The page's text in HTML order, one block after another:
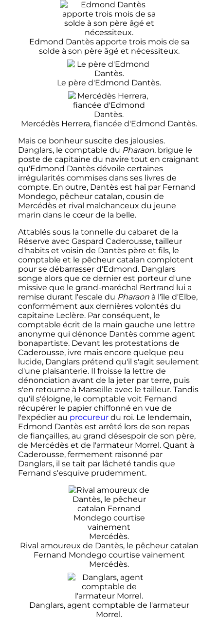
Edmond Dantès apporte trois mois de sa
solde à son père âgé et nécessiteux.
Le père d'Edmond Dantès.
Mercédès Herrera, fiancée d'Edmond Dantès.
Mais ce bonheur suscite des jalousies.
Danglars, le comptable du Pharaon, brigue le
poste de capitaine du navire tout en craignant
qu'Edmond Dantès dévoile certaines
irrégularités commises dans ses livres de
compte. En outre, Dantès est haï par Fernand
Mondego, pêcheur catalan, cousin de
Mercédès et rival malchanceux du jeune
marin dans le cœur de la belle.
Attablés sous la tonnelle du cabaret de la
Réserve avec Gaspard Caderousse, tailleur
d'habits et voisin de Dantès père et fils, le
comptable et le pêcheur catalan complotent
pour se débarrasser d'Edmond. Danglars
songe alors que ce dernier est porteur d'une
missive que le grand-maréchal Bertrand lui a
remise durant l'escale du Pharaonà l'île d'Elbe,
conformément aux dernières volontés du
capitaine Leclère. Par conséquent, le
comptable écrit de la main gauche une lettre
anonyme qui dénonce Dantès comme agent
bonapartiste. Devant les protestations de
Caderousse, ivre mais encore quelque peu
lucide, Danglars prétend qu'il s'agit seulement
d'une plaisanterie. Il froisse la lettre de
dénonciation avant de la jeter par terre, puis
s'en retourne à Marseille avec le tailleur. Tandis
qu'il s'éloigne, le comptable voit Fernand
récupérer le papier chiffonné en vue de
l'expédier au procureurdu roi. Le lendemain,
Edmond Dantès est arrêté lors de son repas
de fiançailles, au grand désespoir de son père,
de Mercédès et de l'armateur Morrel. Quant à
Caderousse, fermement raisonné par
Danglars, il se tait par lâcheté tandis que
Fernand s'esquive prudemment.
Rival amoureux de Dantès, le pêcheur catalan
Fernand Mondego courtise vainement
Mercédès.
Danglars, agent comptable de l'armateur
Morrel.